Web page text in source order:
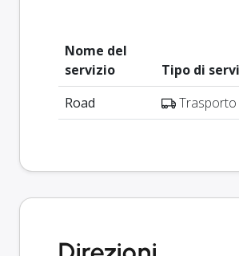
Nome del
servizio
Tipo di
Road